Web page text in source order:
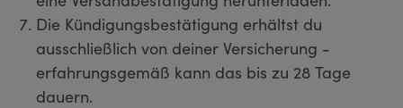
Die Kündigungsbestätigung erhältst du
ausschließlich von deiner Versicherung -
erfahrungsgemäß kann das bis zu 28 Tage
dauern.